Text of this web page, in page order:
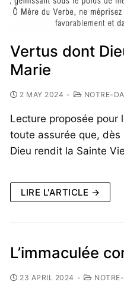
Vertus dont
Marie
2 MAY 2024 - NOTRE-
Lecture proposée pour
toute assurée que, dès
Dieu rendit la Sainte
LIRE L'ARTICLE →
L’immaculée
23 APRIL 2024 -